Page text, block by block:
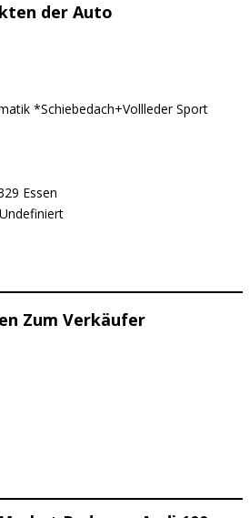
der Auto
*Schiebedach+Vollleder Sport
Essen
Undefiniert
Zum Verkäufer